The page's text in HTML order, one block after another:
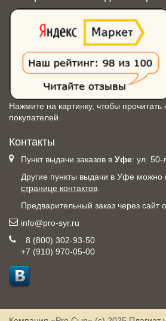
Нажмите на картинку, чтобы
покупателей.
Контакты
Пункт выдачи заказов в Уфе: ул. 50-
Другие пункты выдачи в Уфе можно
странице контактов.
Предварительный заказ через сайт
info@pro-syr.ru
8 (800) 302-93-50
+7 (910) 970-05-00